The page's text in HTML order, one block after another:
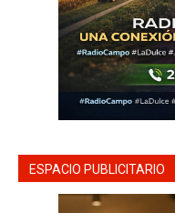
ESPACIO PUBLICITARIO